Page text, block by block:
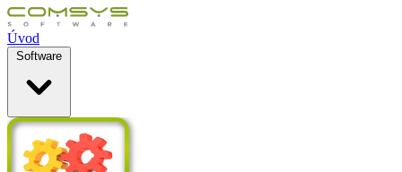
Úvod
Software